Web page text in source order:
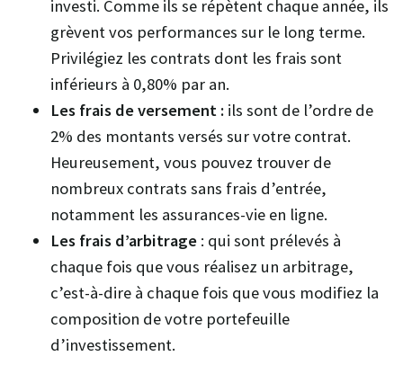
investi. Comme ils se répètent chaque année, ils
grèvent vos performances sur le long terme.
Privilégiez les contrats dont les frais sont
inférieurs à 0,80% par an.
Les frais de versement : ils sont de l’ordre de
2% des montants versés sur votre contrat.
Heureusement, vous pouvez trouver de
nombreux contrats sans frais d’entrée,
notamment les assurances-vie en ligne.
Les frais d’arbitrage : qui sont prélevés à
chaque fois que vous réalisez un arbitrage,
c’est-à-dire à chaque fois que vous modifiez la
composition de votre portefeuille
d’investissement.